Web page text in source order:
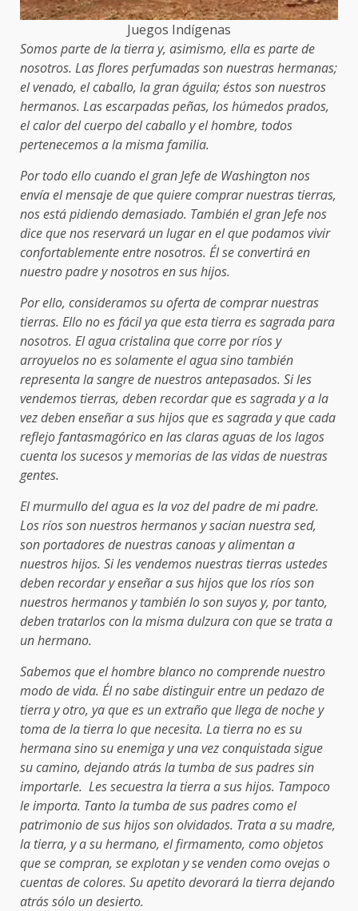
Juegos Indígenas
Somos parte de la tierra y, asimismo, ella es parte de
nosotros. Las flores perfumadas son nuestras hermanas;
el venado, el caballo, la gran águila; éstos son nuestros
hermanos. Las escarpadas peñas, los húmedos prados,
el calor del cuerpo del caballo y el hombre, todos
pertenecemos a la misma familia.
Por todo ello cuando el gran Jefe de Washington nos
envía el mensaje de que quiere comprar nuestras tierras,
nos está pidiendo demasiado. También el gran Jefe nos
dice que nos reservará un lugar en el que podamos vivir
confortablemente entre nosotros. Él se convertirá en
nuestro padre y nosotros en sus hijos.
Por ello, consideramos su oferta de comprar nuestras
tierras. Ello no es fácil ya que esta tierra es sagrada para
nosotros. El agua cristalina que corre por ríos y
arroyuelos no es solamente el agua sino también
representa la sangre de nuestros antepasados. Si les
vendemos tierras, deben recordar que es sagrada y a la
vez deben enseñar a sus hijos que es sagrada y que cada
reflejo fantasmagórico en las claras aguas de los lagos
cuenta los sucesos y memorias de las vidas de nuestras
gentes.
El murmullo del agua es la voz del padre de mi padre.
Los ríos son nuestros hermanos y sacian nuestra sed,
son portadores de nuestras canoas y alimentan a
nuestros hijos. Si les vendemos nuestras tierras ustedes
deben recordar y enseñar a sus hijos que los ríos son
nuestros hermanos y también lo son suyos y, por tanto,
deben tratarlos con la misma dulzura con que se trata a
un hermano.
Sabemos que el hombre blanco no comprende nuestro
modo de vida. Él no sabe distinguir entre un pedazo de
tierra y otro, ya que es un extraño que llega de noche y
toma de la tierra lo que necesita. La tierra no es su
hermana sino su enemiga y una vez conquistada sigue
su camino, dejando atrás la tumba de sus padres sin
importarle. Les secuestra la tierra a sus hijos. Tampoco
le importa. Tanto la tumba de sus padres como el
patrimonio de sus hijos son olvidados. Trata a su madre,
la tierra, y a su hermano, el firmamento, como objetos
que se compran, se explotan y se venden como ovejas o
cuentas de colores. Su apetito devorará la tierra dejando
atrás sólo un desierto.